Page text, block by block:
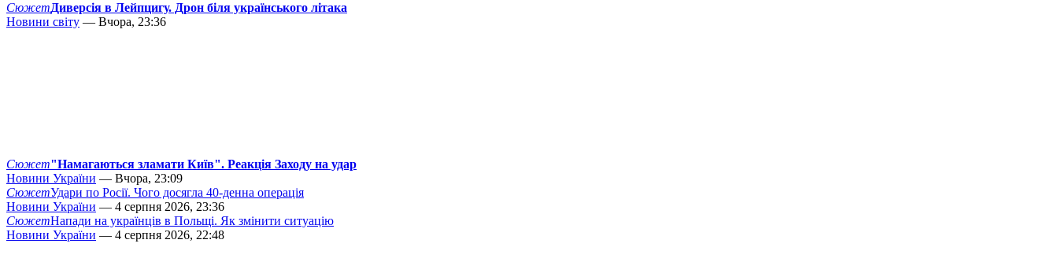
СюжетДиверсія в Лейпцигу. Дрон біля українського літака
Новини світу — Вчора, 23:36
Сюжет"Намагаються зламати Київ". Реакція Заходу на удар
Новини України — Вчора, 23:09
СюжетУдари по Росії. Чого досягла 40-денна операція
Новини України — 4 серпня 2026, 23:36
СюжетНапади на українців в Польщі. Як змінити ситуацію
Новини України — 4 серпня 2026, 22:48